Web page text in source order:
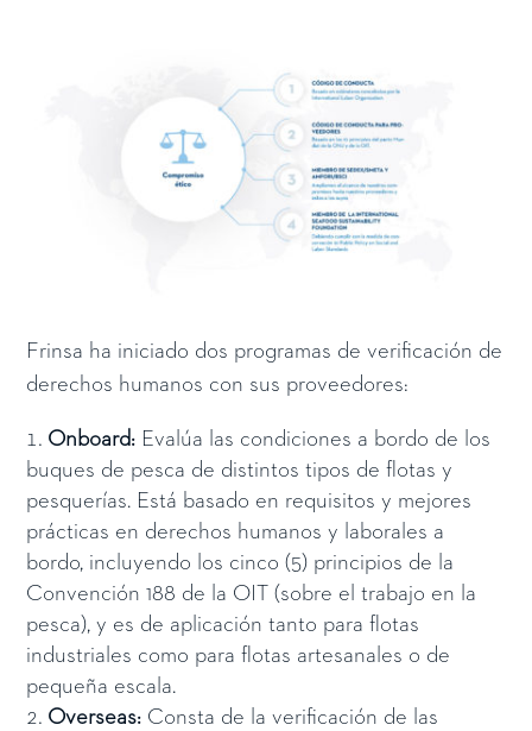
Frinsa ha iniciado dos programas de verificación de
derechos humanos con sus proveedores:
Onboard: Evalúa las condiciones a bordo de los
buques de pesca de distintos tipos de flotas y
pesquerías. Está basado en requisitos y mejores
prácticas en derechos humanos y laborales a
bordo, incluyendo los cinco (5) principios de la
Convención 188 de la OIT (sobre el trabajo en la
pesca), y es de aplicación tanto para flotas
industriales como para flotas artesanales o de
pequeña escala.
Overseas: Consta de la verificación de las